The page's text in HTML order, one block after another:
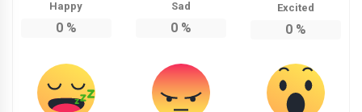
Happy
0%
Sad
0%
Excited
0%